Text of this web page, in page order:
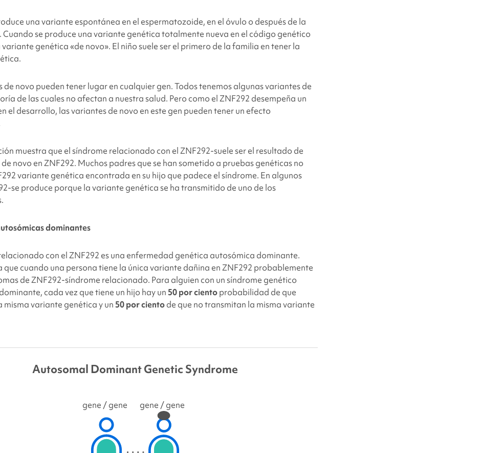
una variante espontánea en el espermatozoide, en el óvulo o después de la
se produce una variante genética totalmente nueva en el código genético
genética «de novo». El niño suele ser el primero de la familia en tener la
de novo pueden tener lugar en cualquier gen. Todos tenemos algunas variantes de
de las cuales no afectan a nuestra salud. Pero como el ZNF292 desempeña un
el desarrollo, las variantes de novo en este gen pueden tener un efecto
muestra que el síndrome relacionado con el ZNF292-suele ser el resultado de
novo en ZNF292. Muchos padres que se han sometido a pruebas genéticas no
variante genética encontrada en su hijo que padece el síndrome. En algunos
-se produce porque la variante genética se ha transmitido de uno de los
dominantes
con el ZNF292 es una enfermedad genética autosómica dominante.
que cuando una persona tiene la única variante dañina en ZNF292 probablemente
de ZNF292-síndrome relacionado. Para alguien con un síndrome genético
cada vez que tiene un hijo hay un 50 por cientoprobabilidad de que
misma variante genética y un 50 por cientode que no transmitan la misma variante
Autosomal Dominant Genetic Syndrome
gene / gene gene / gene